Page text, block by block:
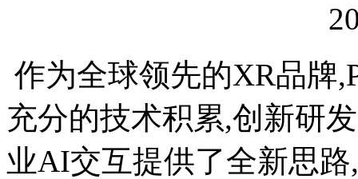
作为全球领先的XR品牌
充分的技术积累,创新研
业AI交互提供了全新思